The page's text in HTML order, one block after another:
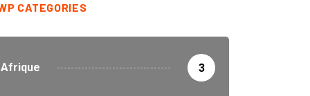
CATEGORIES
Afrique 3